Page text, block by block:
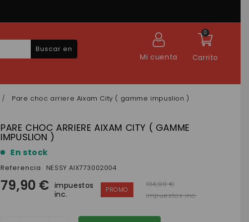
Carrito
0
Mi cuenta
Buscar en
Pare choc arriere Aixam City ( gamme impuslion )
PARE CHOC ARRIERE AIXAM CITY ( GAMME
IMPUSLION )
En stock
Referencia NESSY AIX773002004
79,90 € impuestos
inc.
104,90 €
impuestos inc.